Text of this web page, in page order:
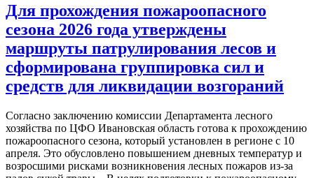
Южского
района
о
туризме"
Для прохождения пожароопасного
сезона 2026 года утверждены
маршруты патрулирования лесов и
сформирована группировка сил и
средств для ликвидации возгораний
Согласно заключению комиссии Департамента лесного
хозяйства по ЦФО Ивановская область готова к прохождению
пожароопасного сезона, который установлен в регионе с 10
апреля. Это обусловлено повышением дневных температур и
возросшими рисками возникновения лесных пожаров из-за